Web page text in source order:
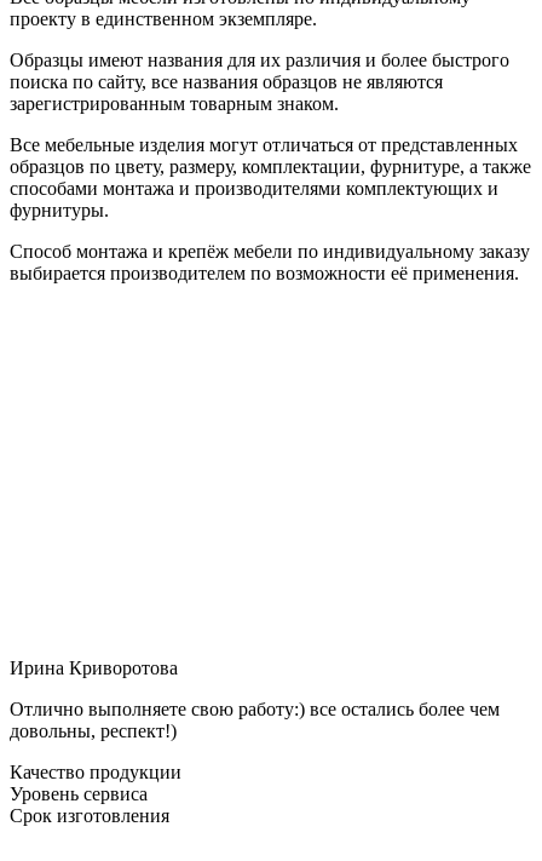
проекту в единственном экземпляре.
Образцы имеют названия для их различия и более быстрого
поиска по сайту, все названия образцов не являются
зарегистрированным товарным знаком.
Все мебельные изделия могут отличаться от представленных
образцов по цвету, размеру, комплектации, фурнитуре, а также
способами монтажа и производителями комплектующих и
фурнитуры.
Способ монтажа и крепёж мебели по индивидуальному заказу
выбирается производителем по возможности её применения.
Ирина Криворотова
Отлично выполняете свою работу:) все остались более чем
довольны, респект!)
Качество продукции
Уровень сервиса
Срок изготовления